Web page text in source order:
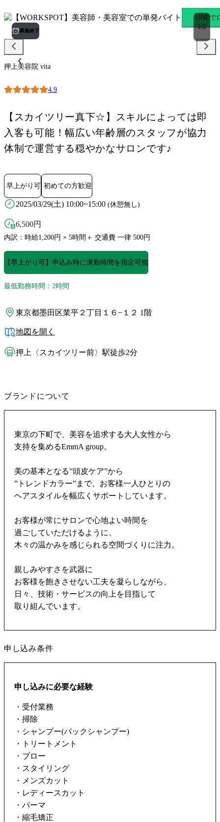
押上美容院 vita 押上〈スカLINEで
1/2
募集終了
押上美容院 vita
4.9
【スカイツリー真下☆】スキルによっては即
入客も可能！幅広い年齢層のスタッフが協力
体制で運営する穏やかなサロンです♪
早上がり可 初めての方歓迎
2025/03/29(土) 10:00~15:00 (休憩無し)
6,500円
内訳：時給1,200円 × 5時間＋ 交通費 一律 500円
【早上がり可】申込み時に退勤時間を指定可能
最低勤務時間：2時間
東京都墨田区業平２丁目１６−１２ 1階
地図を開く
押上〈スカイツリー前〉駅徒歩2分
ブランドについて
東京の下町で、美容を追求する大人女性から
支持を集めるEmmA group。
美の基本となる”頭皮ケア”から
”トレンドカラー”まで、お客様一人ひとりの
ヘアスタイルを幅広くサポートしています。
お客様が常にサロンで心地よい時間を
過ごしていただけるように、
木々の温かみを感じられる空間づくりに注力。
親しみやすさを武器に
お客様を飽きさせない工夫を凝らしながら、
日々、技術・サービスの向上を目指して
取り組んでいます。
申し込み条件
申し込みに必要な経験
・受付業務
・掃除
・シャンプー(バックシャンプー)
・トリートメント
・ブロー
・スタイリング
・メンズカット
・レディースカット
・パーマ
・縮毛矯正